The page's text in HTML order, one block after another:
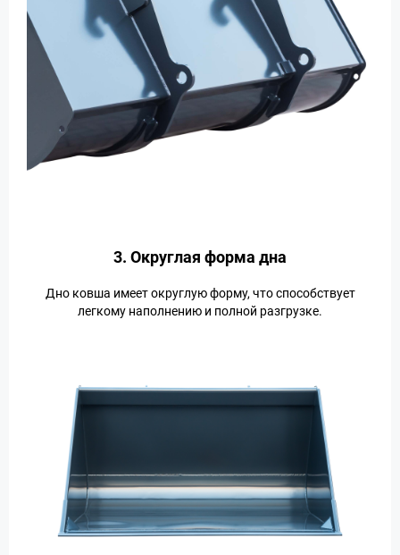
3. Округлая форма дна
Дно ковша имеет округлую форму, что способствует
легкому наполнению и полной разгрузке.